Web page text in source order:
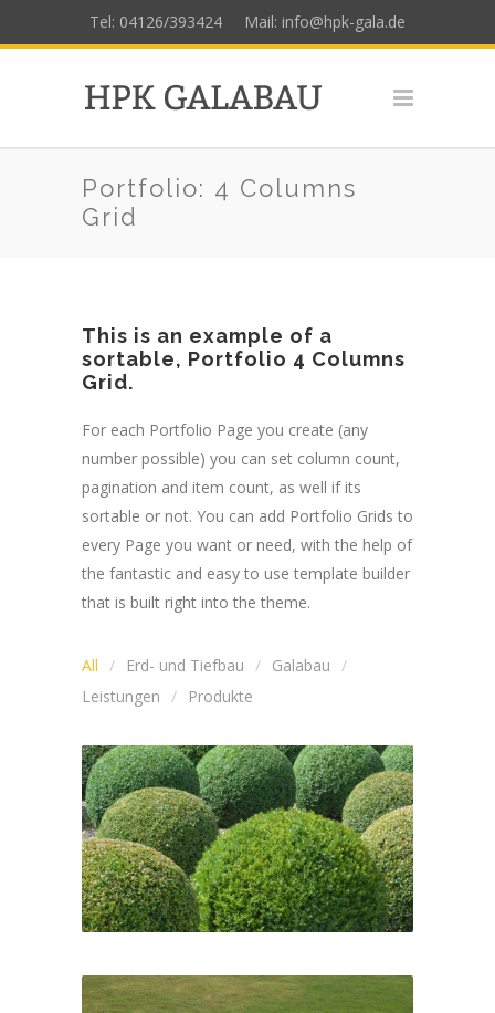
Tel: 04126/393424 Mail: info@hpk-gala.de
Portfolio: 4 Columns
Grid
This is an example of a
sortable, Portfolio 4 Columns
Grid.
For each Portfolio Page you create (any
number possible) you can set column count,
pagination and item count, as well if its
sortable or not. You can add Portfolio Grids to
every Page you want or need, with the help of
the fantastic and easy to use template builder
that is built right into the theme.
All Erd- und Tiefbau
Galabau
Leistungen
Produkte